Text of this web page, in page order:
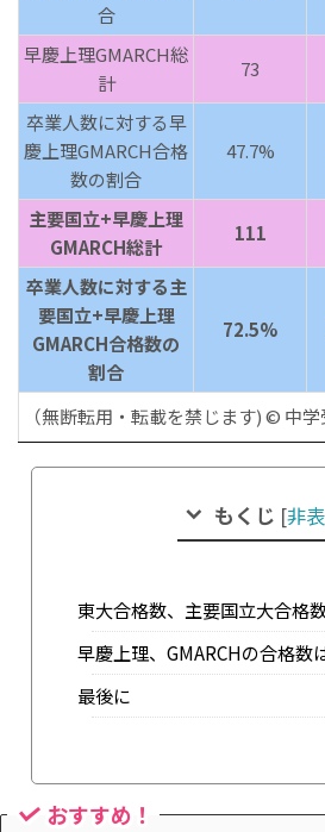
合
早慶上理GMARCH総
計
73
卒業人数に対する早
慶上理GMARCH合格
数の割合
47.7%
主要国立+早慶上理
GMARCH総計
111
卒業人数に対する主
要国立+早慶上理
GMARCH合格数の
割合
72.5%
（無断転用・転載を禁じます) © 中
もくじ [非
東大合格数、主要国立大合格
早慶上理、GMARCHの合格数
最後に
おすすめ！